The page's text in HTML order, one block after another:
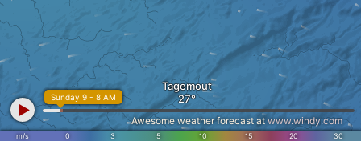
Tagemout
m/s 0 3 5 10 15 20 30
Sunday 9 - 8 AM
Awesome weather forecast at www.windy.com